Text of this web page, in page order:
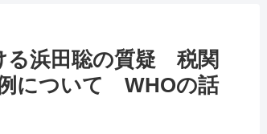
る浜田聡の質疑 税関
について WHOの話